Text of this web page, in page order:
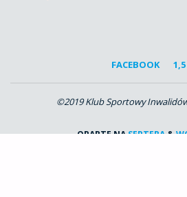
FACEBOOK
©2019 Klub Sportowy Inwalidów
OPARTE NASEPTERA&